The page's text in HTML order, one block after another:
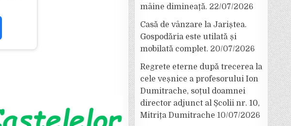
mâine dimineață. 22/07/2026
Casă de vânzare la Jariștea.
Gospodăria este utilată și
mobilată complet. 20/07/2026
Regrete eterne după trecerea la
cele veșnice a profesorului Ion
Dumitrache, soțul doamnei
director adjunct al Școlii nr. 10,
Mitrița Dumitrache 10/07/2026